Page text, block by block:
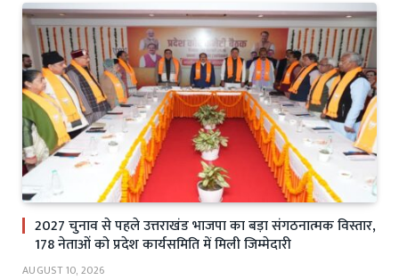
2027 चुनाव से पहले उत्तराखंड भाजपा का बड़ा संगठनात्मक विस्तार,
178 नेताओं को प्रदेश कार्यसमिति में मिली जिम्मेदारी
AUGUST 10, 2026